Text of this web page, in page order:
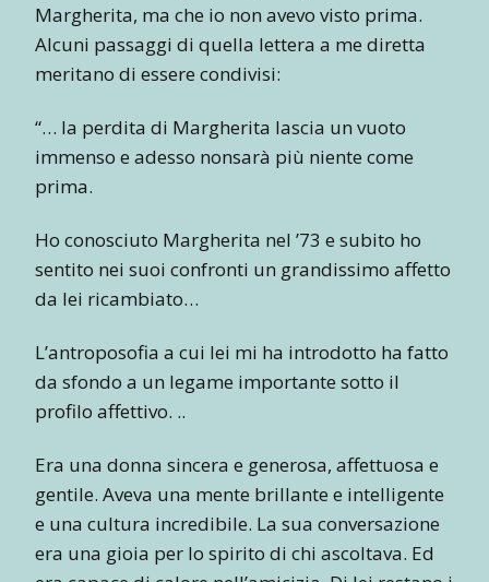
Margherita, ma che io non avevo visto prima.
Alcuni passaggi di quella lettera a me diretta
meritano di essere condivisi:
“… la perdita di Margherita lascia un vuoto
immenso e adesso nonsarà più niente come
prima.
Ho conosciuto Margherita nel ’73 e subito ho
sentito nei suoi confronti un grandissimo affetto
da lei ricambiato…
L’antroposofia a cui lei mi ha introdotto ha fatto
da sfondo a un legame importante sotto il
profilo affettivo. ..
Era una donna sincera e generosa, affettuosa e
gentile. Aveva una mente brillante e intelligente
e una cultura incredibile. La sua conversazione
era una gioia per lo spirito di chi ascoltava. Ed